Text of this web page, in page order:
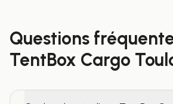
Questions
TentBox Cargo